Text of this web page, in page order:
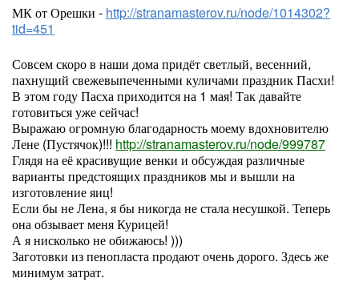
МК от Орешки - http://stranamasterov.ru/node/1014302?
tid=451
Совсем скоро в наши дома придёт светлый, весенний,
пахнущий свежевыпеченными куличами праздник Пасхи!
В этом году Пасха приходится на 1 мая! Так давайте
готовиться уже сейчас!
Выражаю огромную благодарность моему вдохновителю
Лене (Пустячок)!!! http://stranamasterov.ru/node/999787
Глядя на её красивущие венки и обсуждая различные
варианты предстоящих праздников мы и вышли на
изготовление яиц!
Если бы не Лена, я бы никогда не стала несушкой. Теперь
она обзывает меня Курицей!
А я нисколько не обижаюсь! )))
Заготовки из пенопласта продают очень дорого. Здесь же
минимум затрат.